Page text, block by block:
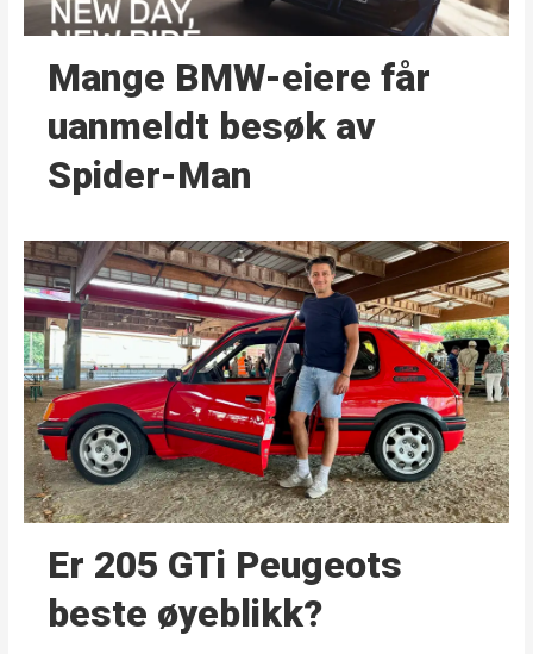
Mange BMW-eiere får
uanmeldt besøk av
Spider-Man
Er 205 GTi Peugeots
beste øyeblikk?